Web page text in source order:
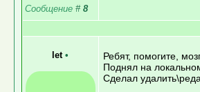
Сообщение # 8
let •
Ребят, помогите,
Поднял на
Сделал